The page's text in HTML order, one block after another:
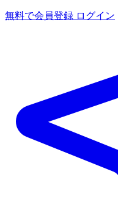
無料で会員登録 ログイン